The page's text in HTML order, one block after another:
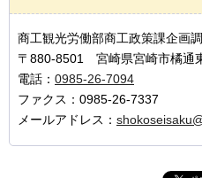
商工観光労働部商工政策課企画
〒880-8501 宮崎県宮崎市橘通
電話： 0985-26-7094
ファクス：0985-26-7337
メールアドレス：